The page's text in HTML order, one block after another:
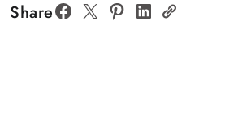
Share